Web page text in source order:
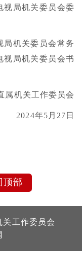
局机关委员会委
机关委员会常务
视局机关委员会书
机关工作委员会
2024年5月27日
顶部
关工作委员会